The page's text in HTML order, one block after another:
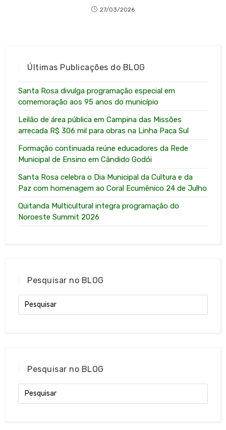
27/03/2026
Últimas Publicações do BLOG
Santa Rosa divulga programação especial em
comemoração aos 95 anos do município
Leilão de área pública em Campina das Missões
arrecada R$ 306 mil para obras na Linha Paca Sul
Formação continuada reúne educadores da Rede
Municipal de Ensino em Cândido Godói
Santa Rosa celebra o Dia Municipal da Cultura e da
Paz com homenagem ao Coral Ecumênico 24 de Julho
Quitanda Multicultural integra programação do
Noroeste Summit 2026
Pesquisar no BLOG
Pesquisar no BLOG